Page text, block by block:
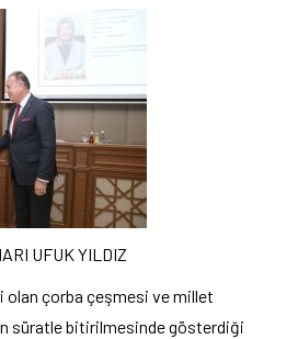
UFUK YILDIZ
çorba çeşmesi ve millet
süratle bitirilmesinde gösterdiği